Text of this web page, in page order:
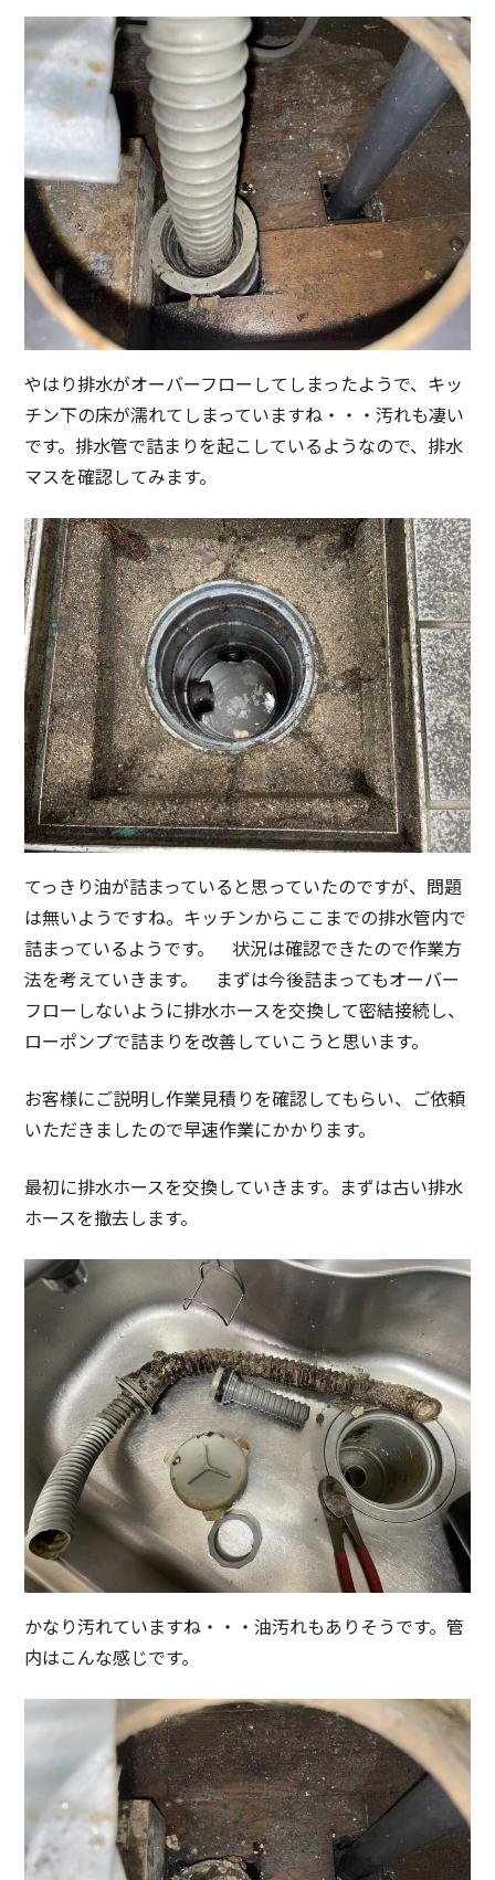
やはり排水がオーバーフローしてしまったようで、キッ
チン下の床が濡れてしまっていますね・・・汚れも凄い
です。排水管で詰まりを起こしているようなので、排水
マスを確認してみます。
てっきり油が詰まっていると思っていたのですが、問題
は無いようですね。キッチンからここまでの排水管内で
詰まっているようです。 状況は確認できたので作業方
法を考えていきます。 まずは今後詰まってもオーバー
フローしないように排水ホースを交換して密結接続し、
ローポンプで詰まりを改善していこうと思います。
お客様にご説明し作業見積りを確認してもらい、ご依頼
いただきましたので早速作業にかかります。
最初に排水ホースを交換していきます。まずは古い排水
ホースを撤去します。
かなり汚れていますね・・・油汚れもありそうです。管
内はこんな感じです。